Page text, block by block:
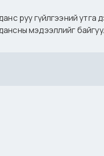
руу гүйлгээний
мэдээллийг